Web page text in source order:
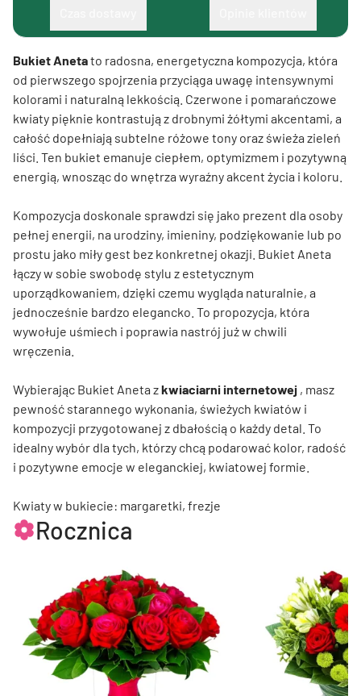
Bukiet Anetato radosna, energetyczna kompozycja, która
od pierwszego spojrzenia przyciąga uwagę intensywnymi
kolorami i naturalną lekkością. Czerwone i pomarańczowe
kwiaty pięknie kontrastują z drobnymi żółtymi akcentami, a
całość dopełniają subtelne różowe tony oraz świeża zieleń
liści. Ten bukiet emanuje ciepłem, optymizmem i pozytywną
energią, wnosząc do wnętrza wyraźny akcent życia i koloru.
Kompozycja doskonale sprawdzi się jako prezent dla osoby
pełnej energii, na urodziny, imieniny, podziękowanie lub po
prostu jako miły gest bez konkretnej okazji. Bukiet Aneta
łączy w sobie swobodę stylu z estetycznym
uporządkowaniem, dzięki czemu wygląda naturalnie, a
jednocześnie bardzo elegancko. To propozycja, która
wywołuje uśmiech i poprawia nastrój już w chwili
wręczenia.
Wybierając Bukiet Aneta zkwiaciarni internetowej , masz
pewność starannego wykonania, świeżych kwiatów i
kompozycji przygotowanej z dbałością o każdy detal. To
idealny wybór dla tych, którzy chcą podarować kolor, radość
i pozytywne emocje w eleganckiej, kwiatowej formie.
Kwiaty w bukiecie: margaretki, frezje
Rocznica